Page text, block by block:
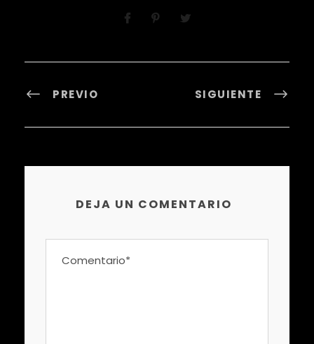
PREVIO SIGUIENTE
DEJA UN COMENTARIO